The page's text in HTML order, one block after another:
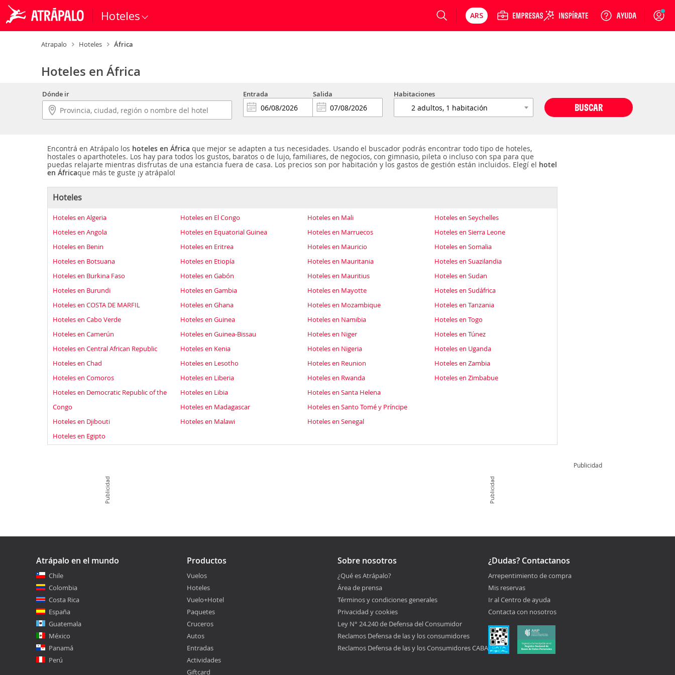
Hoteles Precios enPeso argentino
ARSCambiar moneda Login
Atrapalo Hoteles África
Hoteles en África
Publicidad
Dónde ir Entrada Salida Habitaciones
BUSCAR
Encontrá en Atrápalo los hoteles en Áfricaque mejor se adapten a tus necesidades. Usando el buscador podrás encontrar todo tipo de hoteles,
hostales o aparthoteles. Los hay para todos los gustos, baratos o de lujo, familiares, de negocios, con gimnasio, pileta o incluso con spa para que
puedas relajarte mientras disfrutas de una estancia fuera de casa. Los precios son por habitación y los gastos de gestión están incluidos. Elegí el hotel
en Áfricaque más te guste ¡y atrápalo!
Hoteles
Hoteles en Algeria
Hoteles en Angola
Hoteles en Benin
Hoteles en Botsuana
Hoteles en Burkina Faso
Hoteles en Burundi
Hoteles en COSTA DE MARFIL
Hoteles en Cabo Verde
Hoteles en Camerún
Hoteles en Central African Republic
Hoteles en Chad
Hoteles en Comoros
Hoteles en Democratic Republic of the
Congo
Hoteles en Djibouti
Hoteles en Egipto
Hoteles en El Congo
Hoteles en Equatorial Guinea
Hoteles en Eritrea
Hoteles en Etiopía
Hoteles en Gabón
Hoteles en Gambia
Hoteles en Ghana
Hoteles en Guinea
Hoteles en Guinea-Bissau
Hoteles en Kenia
Hoteles en Lesotho
Hoteles en Liberia
Hoteles en Libia
Hoteles en Madagascar
Hoteles en Malawi
Hoteles en Mali
Hoteles en Marruecos
Hoteles en Mauricio
Hoteles en Mauritania
Hoteles en Mauritius
Hoteles en Mayotte
Hoteles en Mozambique
Hoteles en Namibia
Hoteles en Niger
Hoteles en Nigeria
Hoteles en Reunion
Hoteles en Rwanda
Hoteles en Santa Helena
Hoteles en Santo Tomé y Príncipe
Hoteles en Senegal
Hoteles en Seychelles
Hoteles en Sierra Leone
Hoteles en Somalia
Hoteles en Suazilandia
Hoteles en Sudan
Hoteles en Sudáfrica
Hoteles en Tanzania
Hoteles en Togo
Hoteles en Túnez
Hoteles en Uganda
Hoteles en Zambia
Hoteles en Zimbabue
Publicidad Publicidad
Atrápalo en el mundo
Chile
Colombia
Costa Rica
España
Guatemala
México
Panamá
Perú
Productos
Vuelos
Hoteles
Vuelo+Hotel
Paquetes
Cruceros
Autos
Entradas
Actividades
Giftcard
Sobre nosotros
¿Qué es Atrápalo?
Área de prensa
Términos y condiciones generales
Privacidad y cookies
Ley N° 24.240 de Defensa del Consumidor
Reclamos Defensa de las y los consumidores
Reclamos Defensa de las y los Consumidores CABA
¿Dudas? Contactanos
Arrepentimiento de compra
Mis reservas
Ir al Centro de ayuda
Contacta con nosotros